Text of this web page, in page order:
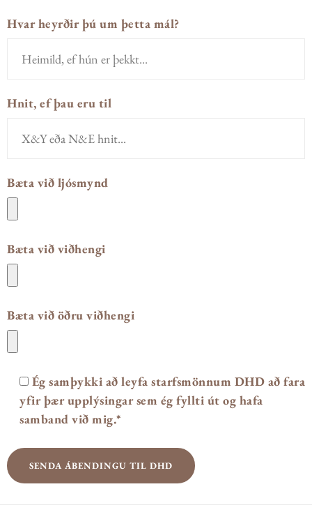
Hvar heyrðir þú um þetta mál?
Hnit, ef þau eru til
Bæta við ljósmynd
Bæta við viðhengi
Bæta við öðru viðhengi
Ég samþykki að leyfa starfsmönnum DHD að fara
yfir þær upplýsingar sem ég fyllti út og hafa
samband við mig.*